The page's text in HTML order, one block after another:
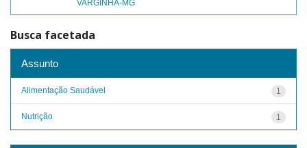
VARGINHA-MG
Busca facetada
Assunto
1
Alimentação Saudável
1
Nutrição